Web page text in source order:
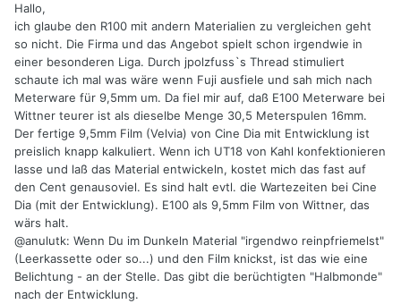
Hallo,
ich glaube den R100 mit andern Materialien zu vergleichen geht
so nicht. Die Firma und das Angebot spielt schon irgendwie in
einer besonderen Liga. Durch jpolzfuss`s Thread stimuliert
schaute ich mal was wäre wenn Fuji ausfiele und sah mich nach
Meterware für 9,5mm um. Da fiel mir auf, daß E100 Meterware bei
Wittner teurer ist als dieselbe Menge 30,5 Meterspulen 16mm.
Der fertige 9,5mm Film (Velvia) von Cine Dia mit Entwicklung ist
preislich knapp kalkuliert. Wenn ich UT18 von Kahl konfektionieren
lasse und laß das Material entwickeln, kostet mich das fast auf
den Cent genausoviel. Es sind halt evtl. die Wartezeiten bei Cine
Dia (mit der Entwicklung). E100 als 9,5mm Film von Wittner, das
wärs halt.
@anulutk: Wenn Du im Dunkeln Material "irgendwo reinpfriemelst"
(Leerkassette oder so...) und den Film knickst, ist das wie eine
Belichtung - an der Stelle. Das gibt die berüchtigten "Halbmonde"
nach der Entwicklung.